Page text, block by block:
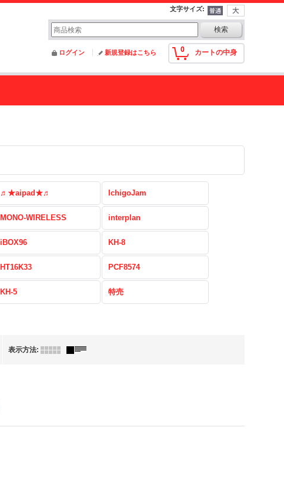
文字サイズ:
0 カートの中身
ログイン 新規登録はこちら
♬★aipad★♬ IchigoJam
MONO-WIRELESS interplan
iBOX96 KH-8
HT16K33 PCF8574
KH-5 特売
表示方法: